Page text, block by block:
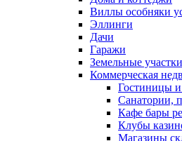
Виллы особняки
Эллинги
Дачи
Гаражи
Земельные участки
Коммерческая
Гостиницы и
Санатории,
Кафе бары
Клубы
Магазины